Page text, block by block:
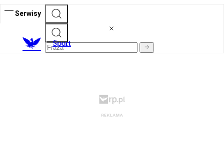
Serwisy
Sport